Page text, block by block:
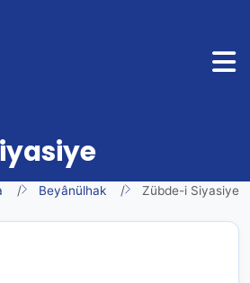
Beyânülhak Zübde-i Siyasiye